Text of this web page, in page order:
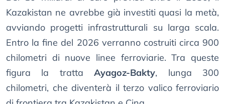
Kazakistan ne avrebbe già investiti quasi la metà,
avviando progetti infrastrutturali su larga scala.
Entro la fine del 2026 verranno costruiti circa 900
chilometri di nuove linee ferroviarie. Tra queste
figura la trattaAyagoz-Bakty, lunga 300
chilometri, che diventerà il terzo valico ferroviario